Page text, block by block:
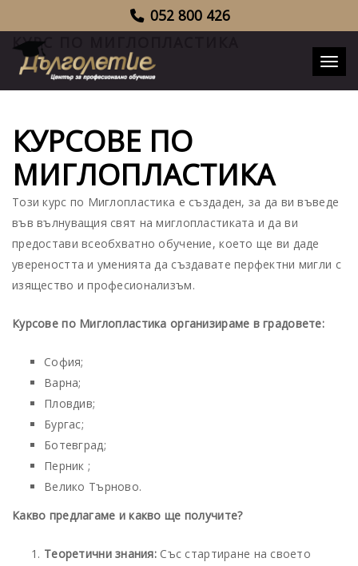
052 800 426
КУРС ПО МИГЛОПЛАСТИКА
КУРСОВЕ ПО
МИГЛОПЛАСТИКА
Този курс по Миглопластика е създаден, за да ви въведе
във вълнуващия свят на миглопластиката и да ви
предостави всеобхватно обучение, което ще ви даде
увереността и уменията да създавате перфектни мигли с
изящество и професионализъм.
Курсове по Миглопластика организираме в градовете:
София;
Варна;
Пловдив;
Бургас;
Ботевград;
Перник ;
Велико Търново.
Какво предлагаме и какво ще получите?
Теоретични знания: Със стартиране на своето